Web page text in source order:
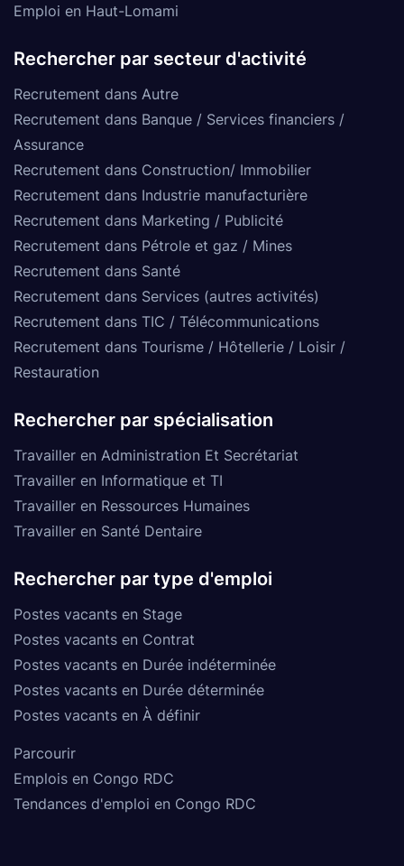
Emploi en Haut-Lomami
Rechercher par secteur d'activité
Recrutement dans Autre
Recrutement dans Banque / Services financiers /
Assurance
Recrutement dans Construction/ Immobilier
Recrutement dans Industrie manufacturière
Recrutement dans Marketing / Publicité
Recrutement dans Pétrole et gaz / Mines
Recrutement dans Santé
Recrutement dans Services (autres activités)
Recrutement dans TIC / Télécommunications
Recrutement dans Tourisme / Hôtellerie / Loisir /
Restauration
Rechercher par spécialisation
Travailler en Administration Et Secrétariat
Travailler en Informatique et TI
Travailler en Ressources Humaines
Travailler en Santé Dentaire
Rechercher par type d'emploi
Postes vacants en Stage
Postes vacants en Contrat
Postes vacants en Durée indéterminée
Postes vacants en Durée déterminée
Postes vacants en À définir
Parcourir
Emplois en Congo RDC
Tendances d'emploi en Congo RDC